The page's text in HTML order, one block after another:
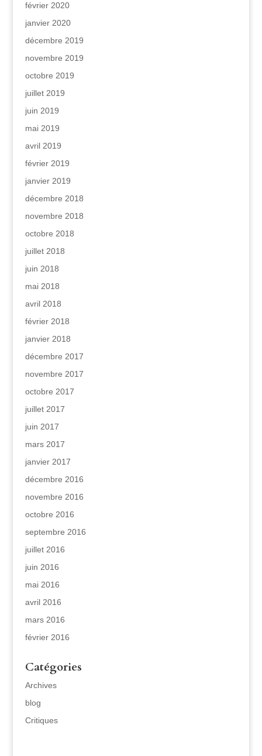
février 2020
janvier 2020
décembre 2019
novembre 2019
octobre 2019
juillet 2019
juin 2019
mai 2019
avril 2019
février 2019
janvier 2019
décembre 2018
novembre 2018
octobre 2018
juillet 2018
juin 2018
mai 2018
avril 2018
février 2018
janvier 2018
décembre 2017
novembre 2017
octobre 2017
juillet 2017
juin 2017
mars 2017
janvier 2017
décembre 2016
novembre 2016
octobre 2016
septembre 2016
juillet 2016
juin 2016
mai 2016
avril 2016
mars 2016
février 2016
Catégories
Archives
blog
Critiques